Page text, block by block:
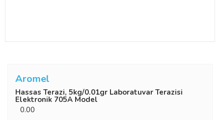
Aromel
Hassas Terazi, 5kg/0.01gr Laboratuvar Terazisi
Elektronik 705A Model
0.00